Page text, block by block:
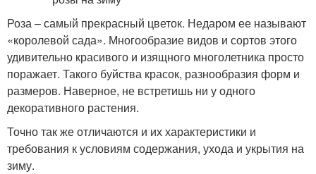
Роза – самый прекрасный цветок. Недаром ее называют
«королевой сада». Многообразие видов и сортов этого
удивительно красивого и изящного многолетника просто
поражает. Такого буйства красок, разнообразия форм и
размеров. Наверное, не встретишь ни у одного
декоративного растения.
Точно так же отличаются и их характеристики и
требования к условиям содержания, ухода и укрытия на
зиму.